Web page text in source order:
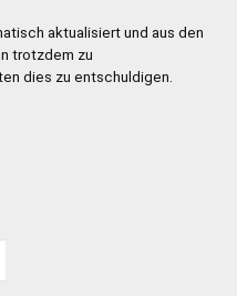
aktualisiert und aus den
trotzdem zu
dies zu entschuldigen.